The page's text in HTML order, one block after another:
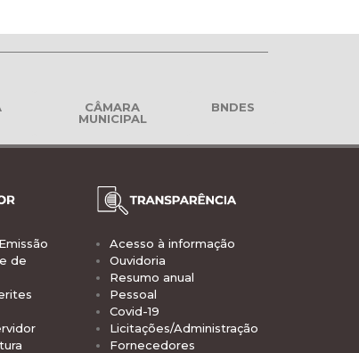
CÂMARA
MUNICIPAL
BNDES
de
Acesso à informação
Ouvidoria
Resumo anual
Pessoal
Covid-19
Licitações/Administração
Fornecedores